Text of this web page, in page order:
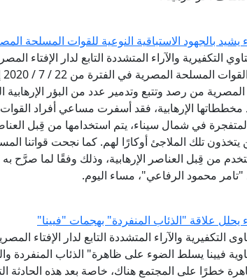
يشيد بالجهود الاستباقية النوعية للقوات المسلحة
التكفيرية والآراء المتشددة التابع لدار الإفتاء
من رصد وتتبع وتدمير عدد من البؤر الإرهابية
من قِبل العناصر الإرهابية، وذلك وفقًا لما صرَّح
"تامر محمود الرفاعي"، مساء اليوم.
يحلل علاقة "الذئاب المنفردة" بهجمات "فيينا"
التكفيرية والآراء المتشددة التابع لدار الإفتاء
فيينا يسلط الضوء على ظاهرة" الذئاب
خطرًا على المجتمع هناك، خاصة بعد هذه الحادثة